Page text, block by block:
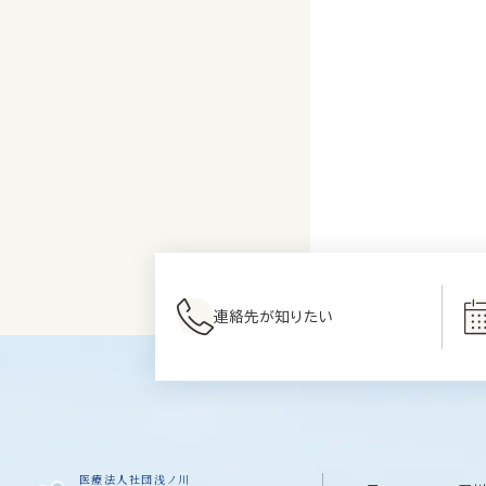
連絡先が知りたい
医療法人社団浅ノ川